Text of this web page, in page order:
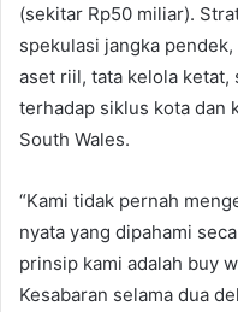
(sekitar Rp50 miliar).
spekulasi jangka
aset riil, tata kelola ketat,
terhadap siklus kota dan
South Wales.
“Kami tidak pernah
nyata yang dipahami
prinsip kami adalah buy
Kesabaran selama dua